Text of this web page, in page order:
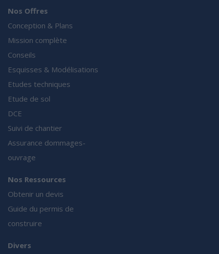
Nos Offres
Conception & Plans
Mission complète
Conseils
Esquisses & Modélisations
Etudes techniques
Etude de sol
DCE
Suivi de chantier
Assurance dommages-
ouvrage
Nos Ressources
Obtenir un devis
Guide du permis de
construire
Divers